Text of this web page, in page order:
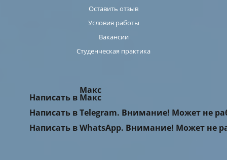
Оставить отзыв
Условия работы
Вакансии
Студенческая практика
Макс
Написать в Макс
Написать в Telegram. Внимание! Может не
Написать в WhatsApp. Внимание! Может не